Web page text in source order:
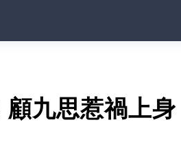
九思惹禍上